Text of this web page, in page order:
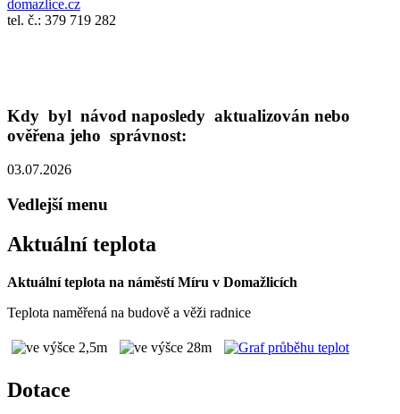
domazlice.cz
tel. č.: 379 719 282
Kdy byl návod naposledy aktualizován nebo
ověřena jeho správnost:
03.07.2026
Vedlejší menu
Aktuální teplota
Aktuální teplota na náměstí Míru v Domažlicích
Teplota naměřená na budově a věži radnice
Dotace